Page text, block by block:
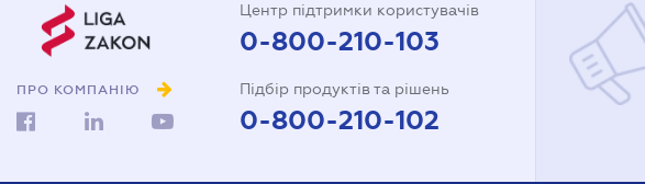
ПРО КОМПАНІЮ
Центр підтримки користувачів
0-800-210-103
Підбір продуктів та рішень
0-800-210-102